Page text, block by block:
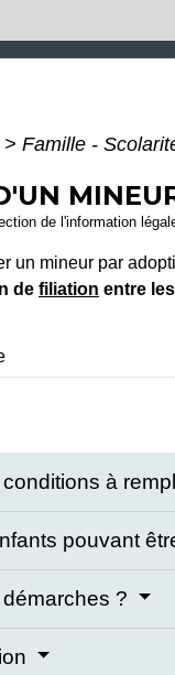
> Famille -
de l'information
un mineur par
de filiation entre
à
pouvant
?